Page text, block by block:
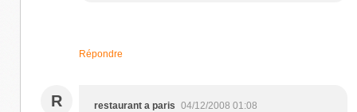
Répondre
R restaurant a paris 04/12/2008 01:08